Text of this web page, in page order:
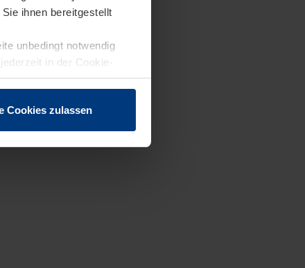
ihnen bereitgestellt
unbedingt notwendig
in der Cookie-
Cookies zulassen